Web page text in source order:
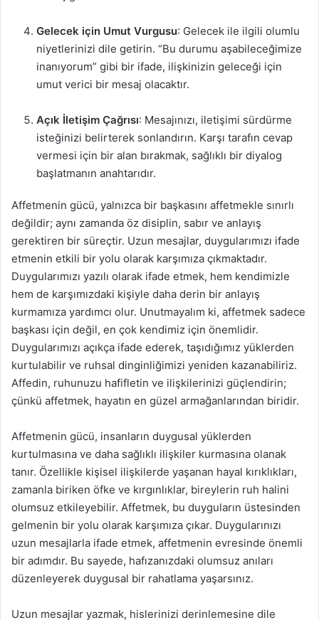
Gelecek için Umut Vurgusu: Gelecek ile ilgili olumlu
niyetlerinizi dile getirin. “Bu durumu aşabileceğimize
inanıyorum” gibi bir ifade, ilişkinizin geleceği için
umut verici bir mesaj olacaktır.
Açık İletişim Çağrısı: Mesajınızı, iletişimi sürdürme
isteğinizi belirterek sonlandırın. Karşı tarafın cevap
vermesi için bir alan bırakmak, sağlıklı bir diyalog
başlatmanın anahtarıdır.
Affetmenin gücü, yalnızca bir başkasını affetmekle sınırlı
değildir; aynı zamanda öz disiplin, sabır ve anlayış
gerektiren bir süreçtir. Uzun mesajlar, duygularımızı ifade
etmenin etkili bir yolu olarak karşımıza çıkmaktadır.
Duygularımızı yazılı olarak ifade etmek, hem kendimizle
hem de karşımızdaki kişiyle daha derin bir anlayış
kurmamıza yardımcı olur. Unutmayalım ki, affetmek sadece
başkası için değil, en çok kendimiz için önemlidir.
Duygularımızı açıkça ifade ederek, taşıdığımız yüklerden
kurtulabilir ve ruhsal dinginliğimizi yeniden kazanabiliriz.
Affedin, ruhunuzu hafifletin ve ilişkilerinizi güçlendirin;
çünkü affetmek, hayatın en güzel armağanlarından biridir.
Affetmenin gücü, insanların duygusal yüklerden
kurtulmasına ve daha sağlıklı ilişkiler kurmasına olanak
tanır. Özellikle kişisel ilişkilerde yaşanan hayal kırıklıkları,
zamanla biriken öfke ve kırgınlıklar, bireylerin ruh halini
olumsuz etkileyebilir. Affetmek, bu duyguların üstesinden
gelmenin bir yolu olarak karşımıza çıkar. Duygularınızı
uzun mesajlarla ifade etmek, affetmenin evresinde önemli
bir adımdır. Bu sayede, hafızanızdaki olumsuz anıları
düzenleyerek duygusal bir rahatlama yaşarsınız.
Uzun mesajlar yazmak, hislerinizi derinlemesine dile